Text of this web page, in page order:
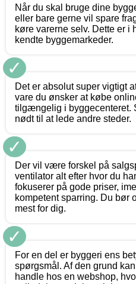
Når du skal bruge dine
eller bare gerne vil spare
køre varerne selv. Dette er i
kendte byggemarkeder.
✓
Det er absolut super vigtigt
vare du ønsker at købe
tilgængelig i byggecenteret.
nødt til at lede andre steder.
✓
Der vil være forskel på
ventilator alt efter hvor du
fokuserer på gode priser,
kompetent sparring. Du bør
mest for dig.
✓
For en del er byggeri ens
spørgsmål. Af den grund
handle hos en webshop,